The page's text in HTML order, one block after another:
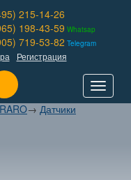
215-14-26
198-43-59 Whatsap
719-53-82 Telegram
Регистрация
Toggle
→ Датчики